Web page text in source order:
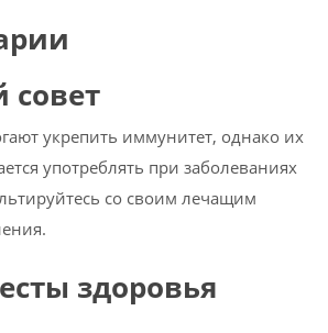
совет
укрепить иммунитет, однако их
употреблять при заболеваниях
со своим лечащим
здоровья